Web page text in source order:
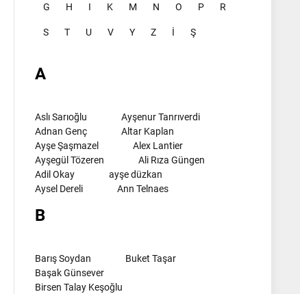
G H I K M N O P R
S T U V Y Z İ Ş
A
Aslı Sarıoğlu
Ayşenur Tanrıverdi
Adnan Genç
Altar Kaplan
Ayşe Şaşmazel
Alex Lantier
Ayşegül Tözeren
Ali Rıza Güngen
Adil Okay
ayşe düzkan
Aysel Dereli
Ann Telnaes
B
Barış Soydan
Buket Taşar
Başak Günsever
Birsen Talay Keşoğlu